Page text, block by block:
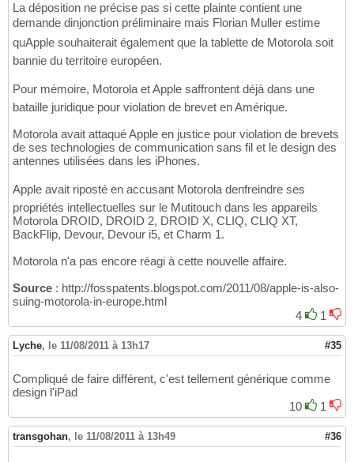
La déposition ne précise pas si cette plainte contient une
demande dinjonction préliminaire mais Florian Muller estime
quApple souhaiterait également que la tablette de Motorola soit
bannie du territoire européen.
Pour mémoire, Motorola et Apple saffrontent déjà dans une
bataille juridique pour violation de brevet en Amérique.
Motorola avait attaqué Apple en justice pour violation de brevets
de ses technologies de communication sans fil et le design des
antennes utilisées dans les iPhones.
Apple avait riposté en accusant Motorola denfreindre ses
propriétés intellectuelles sur le Mutitouch dans les appareils
Motorola DROID, DROID 2, DROID X, CLIQ, CLIQ XT,
BackFlip, Devour, Devour i5, et Charm 1.
Motorola n'a pas encore réagi à cette nouvelle affaire.
Source : http://fosspatents.blogspot.com/2011/08/apple-is-also-
suing-motorola-in-europe.html
4
1
Lyche, le 11/08/2011 à 13h17 #35
Compliqué de faire différent, c'est tellement générique comme
design l'iPad
10
1
transgohan, le 11/08/2011 à 13h49 #36